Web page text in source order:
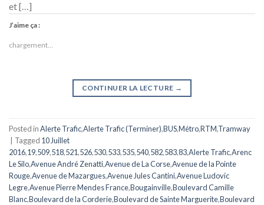
et […]
J’aime ça :
chargement…
CONTINUER LA LECTURE →
Posted inAlerte Trafic,Alerte Trafic (Terminer),BUS,Métro,RTM,Tramway
Tagged 10 Juillet
2016,19,509,518,521,526,530,533,535,540,582,583,83,Alerte Trafic,Arenc
Le Silo,Avenue André Zenatti,Avenue de La Corse,Avenue de la Pointe
Rouge,Avenue de Mazargues,Avenue Jules Cantini,Avenue Ludovic
Legre,Avenue Pierre Mendes France,Bougainville,Boulevard Camille
Blanc,Boulevard de la Corderie,Boulevard de Sainte Marguerite,Boulevard